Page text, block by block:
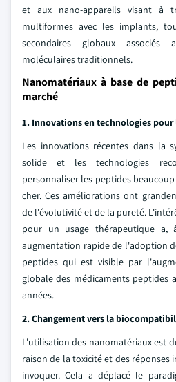
et aux nano-appareils visant à
multiformes avec les implants,
secondaires globaux associés
moléculaires traditionnels.
Nanomatériaux à base de
marché
1. Innovations en technologies
Les innovations récentes dans la
solide et les technologies
personnaliser les peptides
cher. Ces améliorations ont
de l'évolutivité et de la pureté.
pour un usage thérapeutique a,
augmentation rapide de l'adoption
peptides qui est visible par
globale des médicaments peptides
années.
2. Changement vers la
L'utilisation des nanomatériaux est
raison de la toxicité et des
invoquer. Cela a déplacé le